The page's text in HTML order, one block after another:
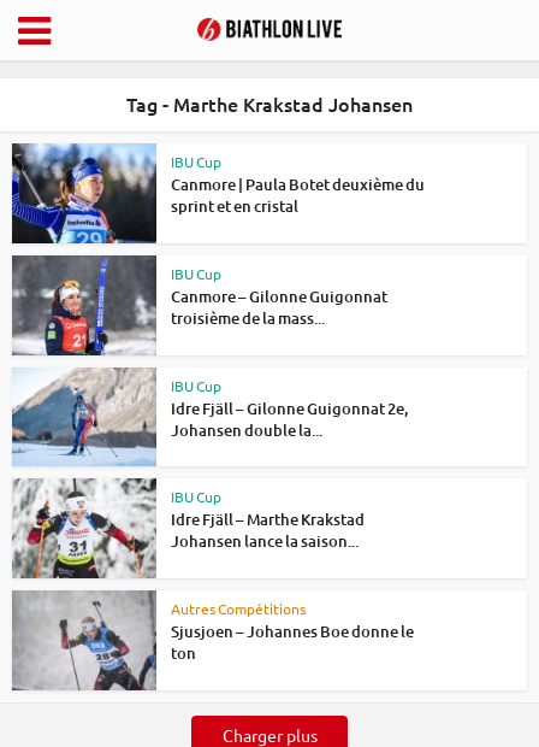
Tag - Marthe Krakstad Johansen
IBU Cup
Canmore | Paula Botet deuxième du
sprint et en cristal
IBU Cup
Canmore – Gilonne Guigonnat
troisième de la mass...
IBU Cup
Idre Fjäll – Gilonne Guigonnat 2e,
Johansen double la...
IBU Cup
Idre Fjäll – Marthe Krakstad
Johansen lance la saison...
Autres Compétitions
Sjusjoen – Johannes Boe donne le
ton
Charger plus